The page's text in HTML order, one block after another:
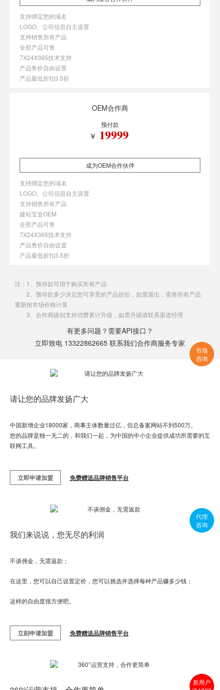
支持绑定您的域名
LOGO、公司信息自主设置
支持销售所有产品
全部产品可售
7X24X365技术支持
产品售价自由设置
产品最低折扣3.5折
OEM合作商
预付款
￥ 19999
成为OEM合作伙伴
支持绑定您的域名
LOGO、公司信息自主设置
支持销售所有产品
建站宝盒OEM
全部产品可售
7X24X365技术支持
产品售价自由设置
产品最低折扣3.5折
注：1、预存款可用于购买所有产品
2、预存款多少决定您可享受的产品折扣，如需退出，需将所有产品
重新按市场价格计算
3、合作商级别支持消费累计升级，如需升级请联系渠道经理
有更多问题？需要API接口？
立即致电 13322862665 联系我们合作商服务专家
请让您的品牌发扬广大
中国新增企业18000家，商事主体数量过亿，但总备案网站不到500万。
您的品牌是独一无二的，和我们一起，为中国的中小企业提供成功所需要的互
联网工具。
立即申请加盟 免费赠送品牌销售平台
我们来说说，您无尽的利润
不谈佣金，无需返款；
在这里，您可以自己设置定价，您可以挑选并选择每种产品赚多少钱；
这样的自由度很方便吧。
立刻申请加盟 免费赠送品牌销售平台
市场
咨询
代理
咨询
新用户